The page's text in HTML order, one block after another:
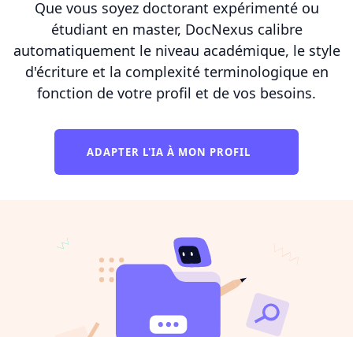
Que vous soyez doctorant expérimenté ou
étudiant en master, DocNexus calibre
automatiquement le niveau académique, le style
d'écriture et la complexité terminologique en
fonction de votre profil et de vos besoins.
ADAPTER L'IA À MON PROFIL